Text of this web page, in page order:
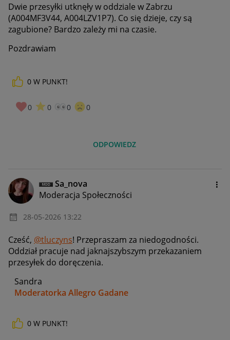
Dwie przesyłki utknęły w oddziale w Zabrzu
(A004MF3V44, A004LZV1P7). Co się dzieje, czy są
zagubione? Bardzo zależy mi na czasie.
Pozdrawiam
0 W PUNKT!
0 0 0 0
ODPOWIEDZ
Sa_nova
Moderacja Społeczności
‎28-05-2026 13:22
Cześć, @tluczyns! Przepraszam za niedogodności.
Oddział pracuje nad jaknajszybszym przekazaniem
przesyłek do doręczenia.
Sandra
Moderatorka Allegro Gadane
0 W PUNKT!